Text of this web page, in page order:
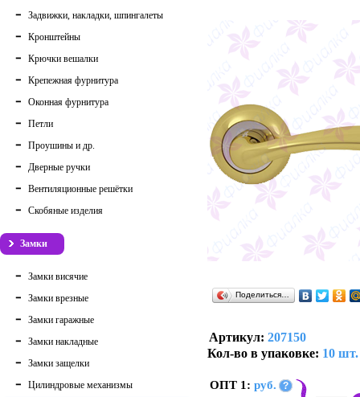
Задвижки, накладки, шпингалеты
Кронштейны
Крючки вешалки
Крепежная фурнитура
Оконная фурнитура
Петли
Проушины и др.
Дверные ручки
Вентиляционные решётки
Скобяные изделия
Замки
Замки висячие
Замки врезные
Замки гаражные
Замки накладные
Замки защелки
Цилиндровые механизмы
Поделиться…
Артикул: 207150
Кол-во в упаковке: 10 шт.
ОПТ 1: руб. ?